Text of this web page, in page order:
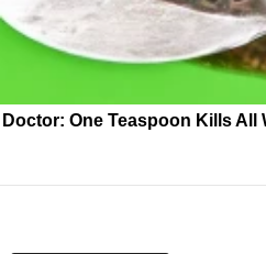
Doctor: One Teaspoon Kills All